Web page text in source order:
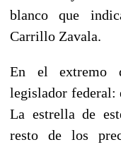
blanco que
Carrillo Zavala.
En el extremo
legislador federal:
La estrella de
resto de los